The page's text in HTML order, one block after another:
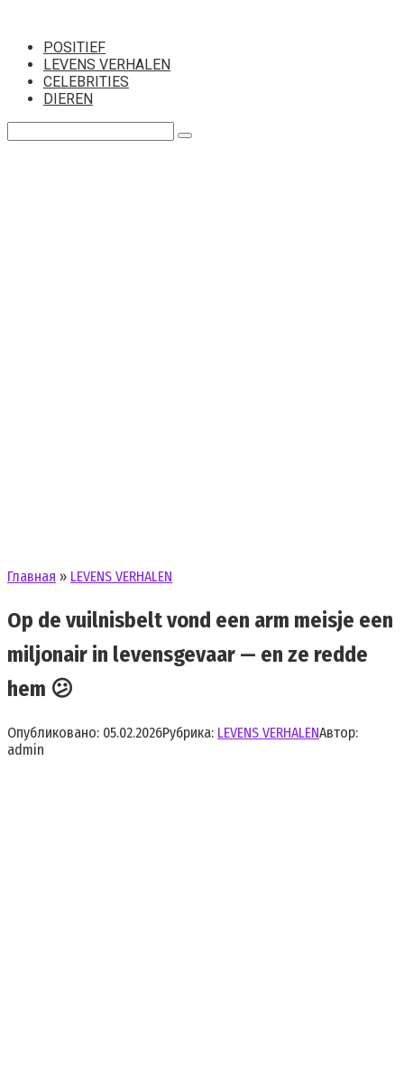
контентуPOSITIEF
LEVENS VERHALEN
CELEBRITIES
DIEREN
Главная » LEVENS VERHALEN
Op de vuilnisbelt vond een arm meisje een
miljonair in levensgevaar — en ze redde
hem 😕
Опубликовано: 05.02.2026Рубрика: LEVENS VERHALENАвтор:
admin